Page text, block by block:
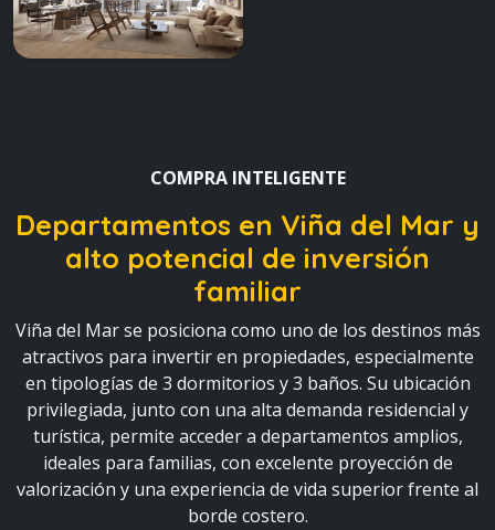
COMPRA INTELIGENTE
Departamentos en Viña del Mar y
alto potencial de inversión
familiar
Viña del Mar se posiciona como uno de los destinos más
atractivos para invertir en propiedades, especialmente
en tipologías de 3 dormitorios y 3 baños. Su ubicación
privilegiada, junto con una alta demanda residencial y
turística, permite acceder a departamentos amplios,
ideales para familias, con excelente proyección de
valorización y una experiencia de vida superior frente al
borde costero.